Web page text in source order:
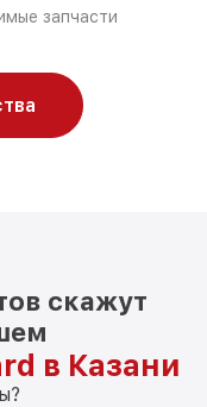
запчасти
скажут
в Казани